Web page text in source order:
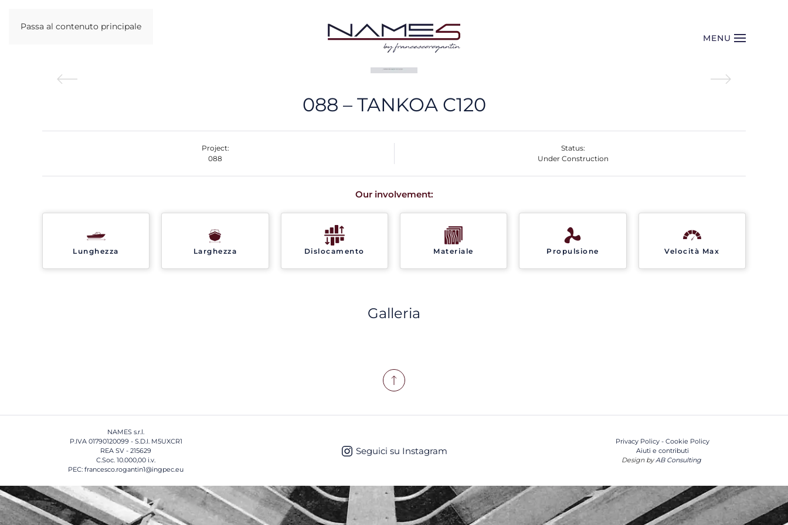
Passa al contenuto principale
MENU
088 – TANKOA C120
Project:
088
Status:
Under Construction
Our involvement:
Lunghezza Larghezza Dislocamento Materiale Propulsione Velocità Max
Galleria
Seguici su Instagram
NAMES s.r.l.
P.IVA 01790120099 - S.D.I. M5UXCR1
REA SV - 215629
C.Soc. 10.000,00 i.v.
PEC: francesco.rogantin1@ingpec.eu
Privacy Policy- Cookie Policy
Aiuti e contributi
Design byAB Consulting